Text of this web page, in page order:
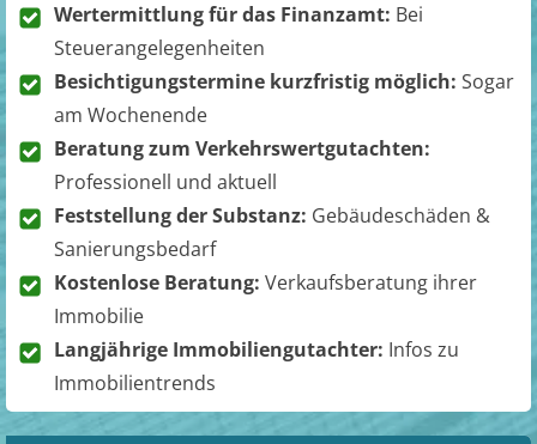
Wertermittlung für das Finanzamt: Bei
Steuerangelegenheiten
Besichtigungstermine kurzfristig möglich: Sogar
am Wochenende
Beratung zum Verkehrswertgutachten:
Professionell und aktuell
Feststellung der Substanz: Gebäudeschäden &
Sanierungsbedarf
Kostenlose Beratung: Verkaufsberatung ihrer
Immobilie
Langjährige Immobiliengutachter: Infos zu
Immobilientrends